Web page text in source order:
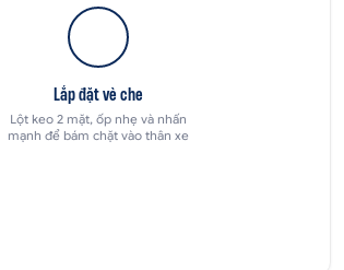
Lắp đặt vè che
Lột keo 2 mặt, ốp nhẹ và nhấn
mạnh để bám chặt vào thân xe